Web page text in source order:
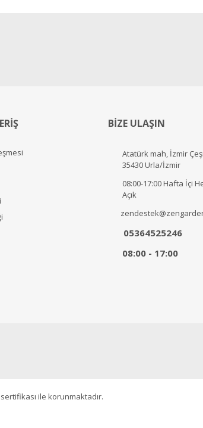
BİZE ULAŞIN
Atatürk mah, İzmir
35430 Urla/İzmir
08:00-17:00 Hafta İçi
Açık
05364525246
08:00 - 17:00
ile korunmaktadır.